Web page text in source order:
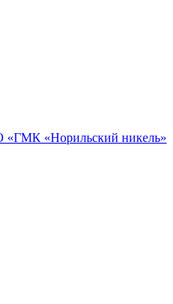
«ГМК «Норильский никель»